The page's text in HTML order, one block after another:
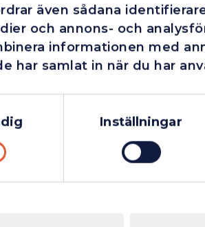
även sådana
och annons- och
informationen med
har samlat in när du har
Inställningar